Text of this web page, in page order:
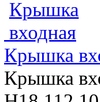
Крышка
Крышка